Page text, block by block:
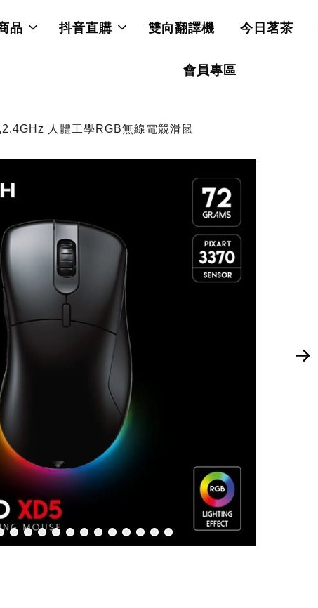
品 抖音直購 雙向翻譯機 今日茗茶
會員專區
人體工學RGB無線電競滑鼠